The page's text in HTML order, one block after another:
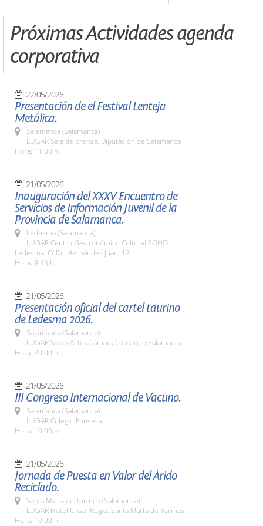
Próximas Actividades agenda
corporativa
22/05/2026
Presentación de el Festival Lenteja
Metálica.
Salamanca (Salamanca)
LUGAR Sala de prensa. Diputación de Salamanca
Hora: 11:00 h.
21/05/2026
Inauguración del XXXV Encuentro de
Servicios de Información Juvenil de la
Provincia de Salamanca.
Ledesma (Salamanca)
LUGAR Centro Gastronómico Cultural SOHO
Ledesma. C/ Dr. Hernández Juan, 17
Hora: 9:45 h.
21/05/2026
Presentación oficial del cartel taurino
de Ledesma 2026.
Salamanca (Salamanca)
LUGAR Salón Actos Cámara Comercio Salamanca
Hora: 20:00 h.
21/05/2026
III Congreso Internacional de Vacuno.
Salamanca (Salamanca)
LUGAR Colegio Fonseca
Hora: 10:00 h.
21/05/2026
Jornada de Puesta en Valor del Árido
Reciclado.
Santa Marta de Tormes (Salamanca)
LUGAR Hotel Crisol Regio. Santa Marta de Tormes
Hora: 10:00 h.